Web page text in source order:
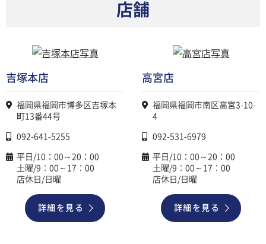
店舗
吉塚本店
福岡県福岡市博多区吉塚本
町13番44号
092-641-5255
平日/10：00～20：00
土曜/9：00～17：00
店休日/日曜
詳細を見る
高宮店
福岡県福岡市南区高宮3-10-
4
092-531-6979
平日/10：00～20：00
土曜/9：00～17：00
店休日/日曜
詳細を見る